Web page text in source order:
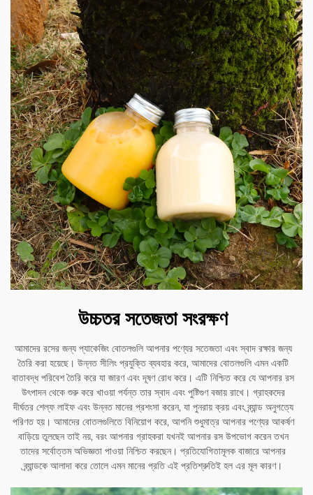
উচ্চতর সতেজতা সংরক্ষণ
আমাদের রসের জন্য প্যাকেজিং বোতলগুলি আপনার পণ্যের সতেজতা এবং স্বাদ রক্ষার জন্য
তৈরি করা হয়েছে। উন্নত সীলিং প্রযুক্তি ব্যবহার করে, আমাদের বোতলগুলি এমন একটি
বাতাবদ্ধ পরিবেশ তৈরি করে যা জারণ এবং দূষণ রোধ করে। এটি নিশ্চিত করে যে আপনার রস
উৎপাদন থেকে শুরু করে খাওয়া পর্যন্ত তার স্বাদ এবং পুষ্টিগুণ বজায় রাখে। গ্রাহকদের
দীর্ঘতর শেল্ফ লাইফ এবং উন্নত মানের প্রশংসা করেন, যা পুনরায় ক্রয় এবং ব্র্যান্ড অনুগত্যে
পরিণত হয়। আমাদের বোতলগুলিতে বিনিয়োগ করে, আপনি শুধুমাত্র আপনার পণ্যের আকর্ষণ
বাড়িয়ে তুলছেন তাই নয়, বরং আপনার গ্রাহকরা যখনই আপনার রস উপভোগ করেন তখন
তাদের সর্বোত্তম অভিজ্ঞতা পাওয়া নিশ্চিত করছেন। প্রতিযোগিতামূলক বাজারে আপনার
ব্র্যান্ডকে আলাদা করে তোলে এমন মানের প্রতি এই প্রতিশ্রুতিই হল এর মূল কারণ।